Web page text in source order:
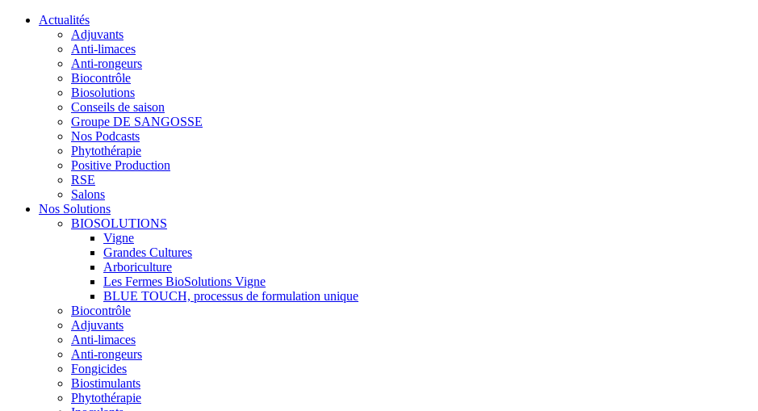
Actualités
Adjuvants
Anti-limaces
Anti-rongeurs
Biocontrôle
Biosolutions
Conseils de saison
Groupe DE SANGOSSE
Nos Podcasts
Phytothérapie
Positive Production
RSE
Salons
Nos Solutions
BIOSOLUTIONS
Vigne
Grandes Cultures
Arboriculture
Les Fermes BioSolutions Vigne
BLUE TOUCH, processus de formulation unique
Biocontrôle
Adjuvants
Anti-limaces
Anti-rongeurs
Fongicides
Biostimulants
Phytothérapie